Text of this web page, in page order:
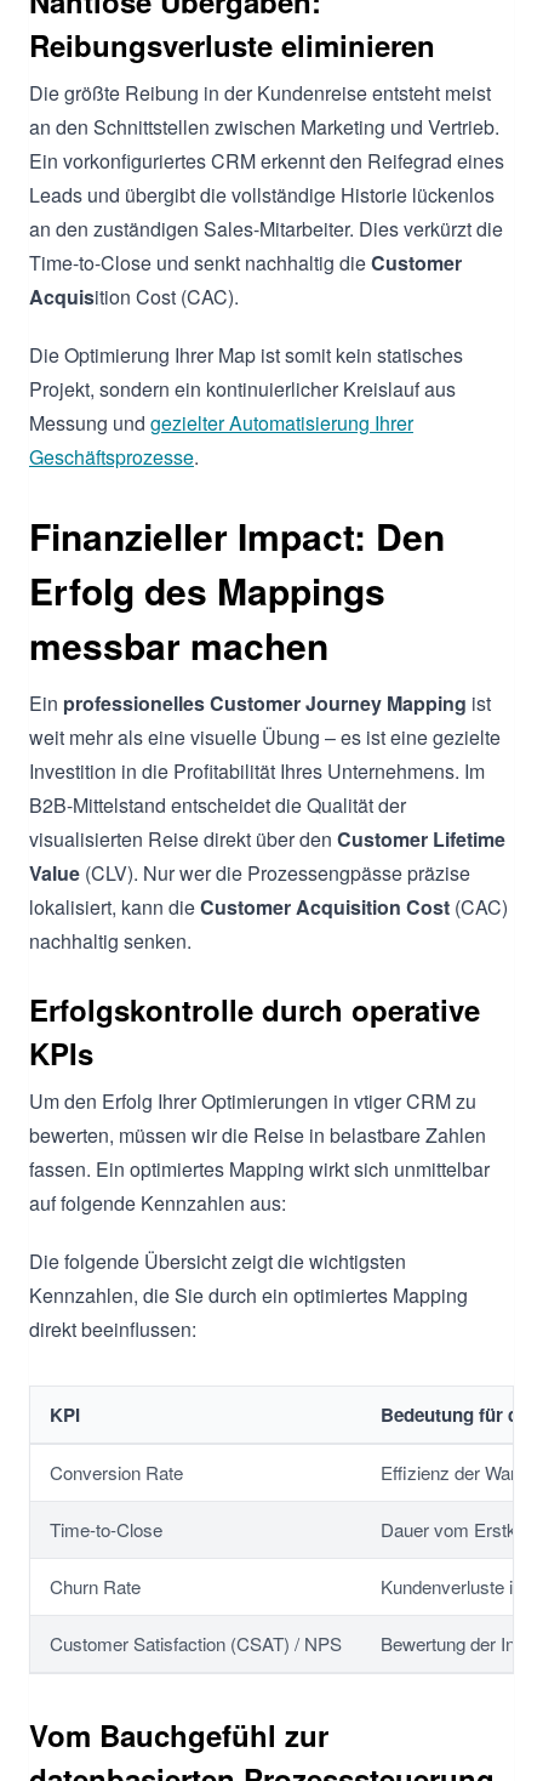
Reibungsverluste eliminieren
Die größte Reibung in der Kundenreise entsteht meist
an den Schnittstellen zwischen Marketing und Vertrieb.
Ein vorkonfiguriertes CRM erkennt den Reifegrad eines
Leads und übergibt die vollständige Historie lückenlos
an den zuständigen Sales-Mitarbeiter. Dies verkürzt die
Time-to-Close und senkt nachhaltig dieCustomer
Acquisition Cost (CAC).
Die Optimierung Ihrer Map ist somit kein statisches
Projekt, sondern ein kontinuierlicher Kreislauf aus
Messung und gezielter Automatisierung Ihrer
Geschäftsprozesse.
Finanzieller Impact: Den
Erfolg des Mappings
messbar machen
Ein professionelles Customer Journey Mapping ist
weit mehr als eine visuelle Übung – es ist eine gezielte
Investition in die Profitabilität Ihres Unternehmens. Im
B2B-Mittelstand entscheidet die Qualität der
visualisierten Reise direkt über den Customer Lifetime
Value (CLV). Nur wer die Prozessengpässe präzise
lokalisiert, kann dieCustomer Acquisition Cost (CAC)
nachhaltig senken.
Erfolgskontrolle durch operative
KPIs
Um den Erfolg Ihrer Optimierungen in vtiger CRM zu
bewerten, müssen wir die Reise in belastbare Zahlen
fassen. Ein optimiertes Mapping wirkt sich unmittelbar
auf folgende Kennzahlen aus:
Die folgende Übersicht zeigt die wichtigsten
Kennzahlen, die Sie durch ein optimiertes Mapping
direkt beeinflussen:
KPI Bedeutung für die
Conversion Rate Effizienz der
Time-to-Close Dauer vom
Churn Rate Kundenverluste in
Customer Satisfaction (CSAT) / NPS Bewertung der
Vom Bauchgefühl zur